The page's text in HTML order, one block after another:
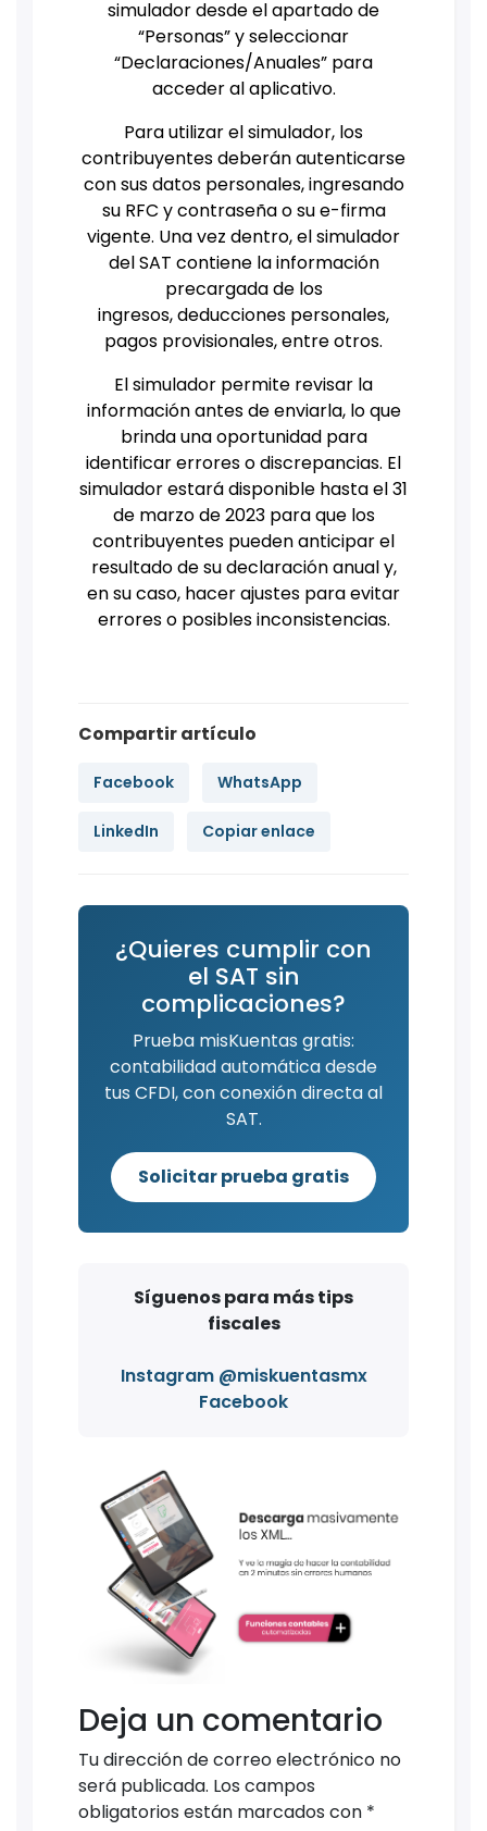
simulador desde el apartado de
“Personas” y seleccionar
“Declaraciones/Anuales” para
acceder al aplicativo.
Para utilizar el simulador, los
contribuyentes deberán autenticarse
con sus datos personales, ingresando
su RFC y contraseña o su e-firma
vigente. Una vez dentro, el simulador
del SAT contiene la información
precargada de los
ingresos, deducciones personales,
pagos provisionales, entre otros.
El simulador permite revisar la
información antes de enviarla, lo que
brinda una oportunidad para
identificar errores o discrepancias. El
simulador estará disponible hasta el 31
de marzo de 2023 para que los
contribuyentes pueden anticipar el
resultado de su declaración anual y,
en su caso, hacer ajustes para evitar
errores o posibles inconsistencias.
Compartir artículo
Facebook WhatsApp
LinkedIn Copiar enlace
¿Quieres cumplir con
el SAT sin
complicaciones?
Prueba misKuentas gratis:
contabilidad automática desde
tus CFDI, con conexión directa al
SAT.
Solicitar prueba gratis
Síguenos para más tips
fiscales
Instagram @miskuentasmx
Facebook
Deja un comentario
Tu dirección de correo electrónico no
será publicada. Los campos
obligatorios están marcados con *